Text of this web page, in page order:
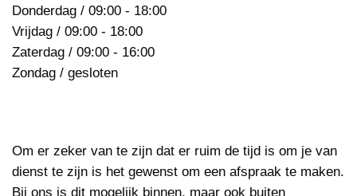
Donderdag / 09:00 - 18:00
Vrijdag / 09:00 - 18:00
Zaterdag / 09:00 - 16:00
Zondag / gesloten
Om er zeker van te zijn dat er ruim de tijd is om je van
dienst te zijn is het gewenst om een afspraak te maken.
Bij ons is dit mogelijk binnen, maar ook buiten